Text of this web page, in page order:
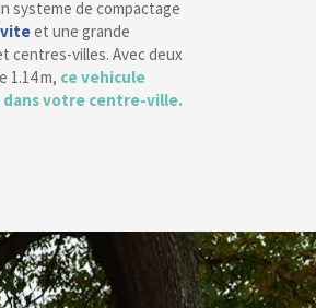
systeme de compactage
et une grande
centres-villes. Avec deux
1.14 m, ce vehicule
dans votre centre-ville.